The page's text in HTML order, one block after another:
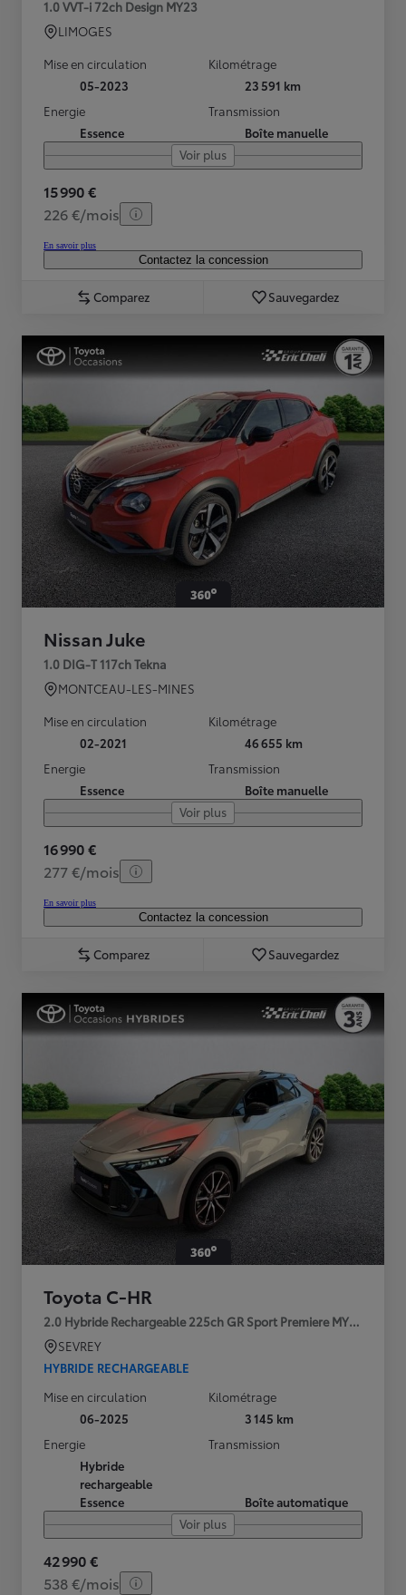
1.0 VVT-i 72ch Design MY23
LIMOGES
Mise en circulation
05-2023
Kilométrage
23 591 km
Energie
Essence
Transmission
Boîte manuelle
Voir plus
15 990 €
226 €/mois
En savoir plus
Contactez la concession
Comparez Sauvegardez
Nissan Juke
1.0 DIG-T 117ch Tekna
MONTCEAU-LES-MINES
Mise en circulation
02-2021
Kilométrage
46 655 km
Energie
Essence
Transmission
Boîte manuelle
Voir plus
16 990 €
277 €/mois
En savoir plus
Contactez la concession
Comparez Sauvegardez
Toyota C-HR
2.0 Hybride Rechargeable 225ch GR Sport Premiere MY25
SEVREY
HYBRIDE RECHARGEABLE
Mise en circulation
06-2025
Kilométrage
3 145 km
Energie
Hybride
rechargeable
Essence
Transmission
Boîte automatique
Voir plus
42 990 €
538 €/mois